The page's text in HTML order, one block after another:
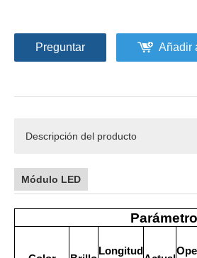
Preguntar Añadir
Descripción del producto
Módulo LED
Longitud